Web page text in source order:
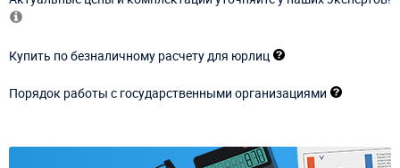
Купить по безналичному расчету для юрлиц
Порядок работы с государственными организациями